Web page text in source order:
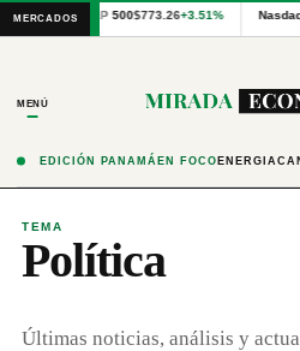
MERCADOS S&P 500$773.26+3.51%
Cotizaciones
internacionales
Financial
Modeling
precios
por
Latinex
para
MENÚ
EDICIÓN PANAMÁ EN FOCO ENERGÍA
TEMA
Política
Últimas noticias, análisis y